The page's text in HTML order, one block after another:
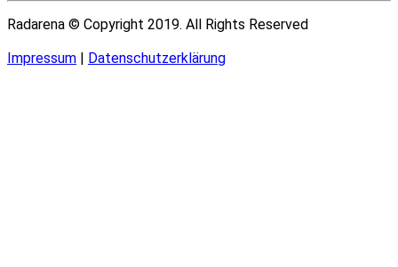
Radarena © Copyright 2019. All Rights Reserved
Impressum | Datenschutzerklärung